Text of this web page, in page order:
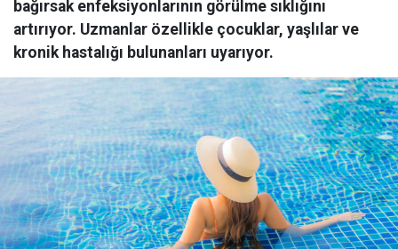
bağırsak enfeksiyonlarının görülme sıklığını
artırıyor. Uzmanlar özellikle çocuklar, yaşlılar ve
kronik hastalığı bulunanları uyarıyor.